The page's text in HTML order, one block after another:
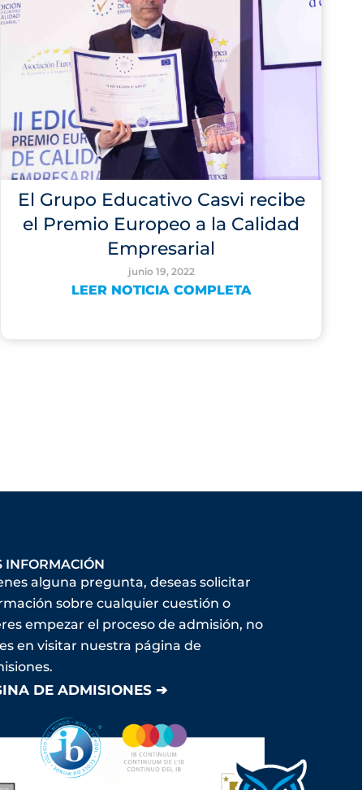
El Grupo Educativo Casvi recibe
el Premio Europeo a la Calidad
Empresarial
junio 19, 2022
LEER NOTICIA COMPLETA
INFORMACIÓN
alguna pregunta, deseas solicitar
sobre cualquier cuestión o
empezar el proceso de admisión, no
en visitar nuestra página de
DE ADMISIONES ➔